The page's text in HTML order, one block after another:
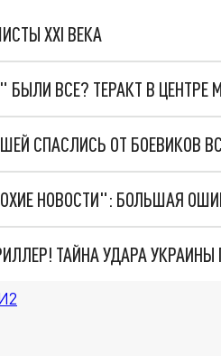
XXI ВЕКА
БЫЛИ ВСЕ? ТЕРАКТ В
СПАСЛИСЬ ОТ БОЕВИКОВ
ТАЙНА УДАРА